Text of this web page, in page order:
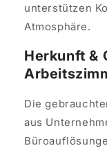
unterstützen
Atmosphäre.
Herkunft &
Die
aus